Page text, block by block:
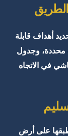
أهداف قابلة
محددة، وجدول
في الاتجاه
على أرض